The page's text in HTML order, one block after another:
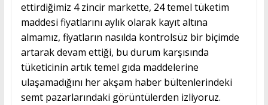
ettirdiğimiz 4 zincir markette, 24 temel tüketim
maddesi fiyatlarını aylık olarak kayıt altına
almamız, fiyatların nasılda kontrolsüz bir biçimde
artarak devam ettiği, bu durum karşısında
tüketicinin artık temel gıda maddelerine
ulaşamadığını her akşam haber bültenlerindeki
semt pazarlarındaki görüntülerden izliyoruz.